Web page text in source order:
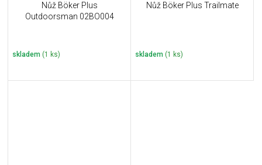
Nůž Böker Plus
Outdoorsman 02BO004
skladem (1 ks)
Nůž Böker Plus Trailmate
skladem (1 ks)